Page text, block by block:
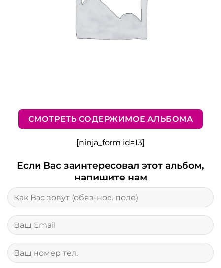
СМОТРЕТЬ СОДЕРЖИМОЕ АЛЬБОМА
[ninja_form id=13]
Если Вас заинтересовал этот альбом,
напишите нам